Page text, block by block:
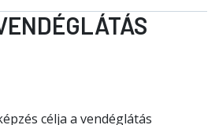
célja a vendéglátás